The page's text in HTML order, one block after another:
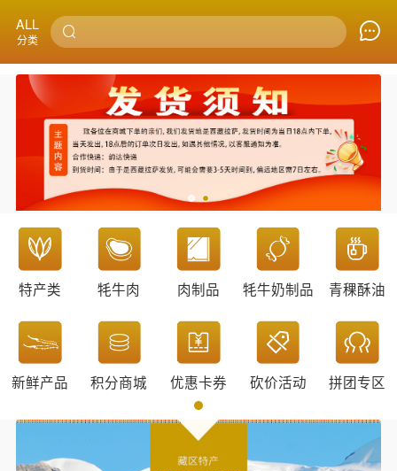
ALL
分类
特产类 牦牛肉 肉制品 牦牛奶制品 青稞酥油
新鲜产品 积分商城 优惠卡券 砍价活动 拼团专区